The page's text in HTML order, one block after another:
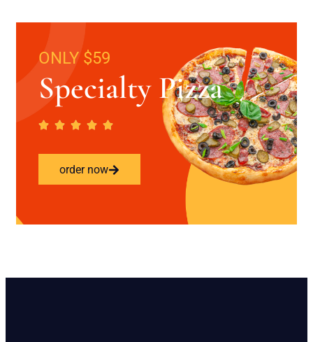
ONLY $59
Specialty Pizza
order now